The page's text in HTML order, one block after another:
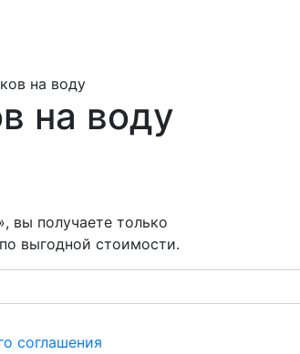
на воду
на воду
вы получаете только
выгодной стоимости.
соглашения